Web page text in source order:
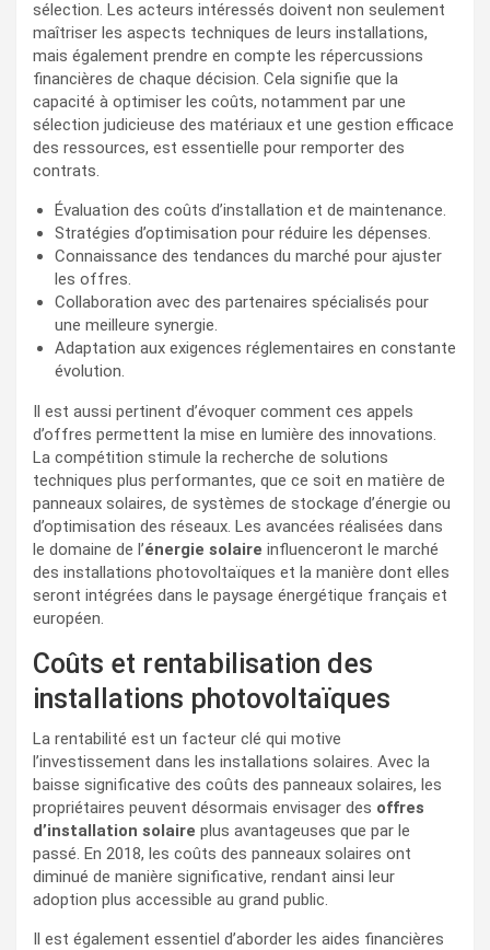
sélection. Les acteurs intéressés doivent non seulement
maîtriser les aspects techniques de leurs installations,
mais également prendre en compte les répercussions
financières de chaque décision. Cela signifie que la
capacité à optimiser les coûts, notamment par une
sélection judicieuse des matériaux et une gestion efficace
des ressources, est essentielle pour remporter des
contrats.
Évaluation des coûts d’installation et de maintenance.
Stratégies d’optimisation pour réduire les dépenses.
Connaissance des tendances du marché pour ajuster
les offres.
Collaboration avec des partenaires spécialisés pour
une meilleure synergie.
Adaptation aux exigences réglementaires en constante
évolution.
Il est aussi pertinent d’évoquer comment ces appels
d’offres permettent la mise en lumière des innovations.
La compétition stimule la recherche de solutions
techniques plus performantes, que ce soit en matière de
panneaux solaires, de systèmes de stockage d’énergie ou
d’optimisation des réseaux. Les avancées réalisées dans
le domaine de l’énergie solaire influenceront le marché
des installations photovoltaïques et la manière dont elles
seront intégrées dans le paysage énergétique français et
européen.
Coûts et rentabilisation des
installations photovoltaïques
La rentabilité est un facteur clé qui motive
l’investissement dans les installations solaires. Avec la
baisse significative des coûts des panneaux solaires, les
propriétaires peuvent désormais envisager des offres
d’installation solaire plus avantageuses que par le
passé. En 2018, les coûts des panneaux solaires ont
diminué de manière significative, rendant ainsi leur
adoption plus accessible au grand public.
Il est également essentiel d’aborder les aides financières